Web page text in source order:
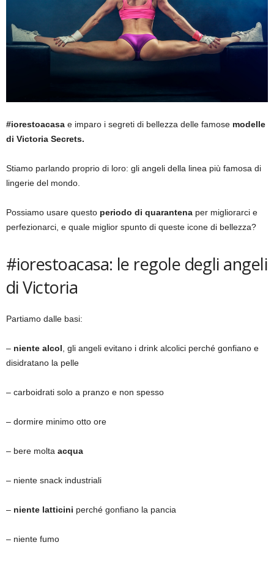
#iorestoacasa e imparo i segreti di bellezza delle famose modelle
di Victoria Secrets.
Stiamo parlando proprio di loro: gli angeli della linea più famosa di
lingerie del mondo.
Possiamo usare questo periodo di quarantena per migliorarci e
perfezionarci, e quale miglior spunto di queste icone di bellezza?
#iorestoacasa: le regole degli angeli
di Victoria
Partiamo dalle basi:
– niente alcol , gli angeli evitano i drink alcolici perché gonfiano e
disidratano la pelle
– carboidrati solo a pranzo e non spesso
– dormire minimo otto ore
– bere molta acqua
– niente snack industriali
– niente latticini perché gonfiano la pancia
– niente fumo